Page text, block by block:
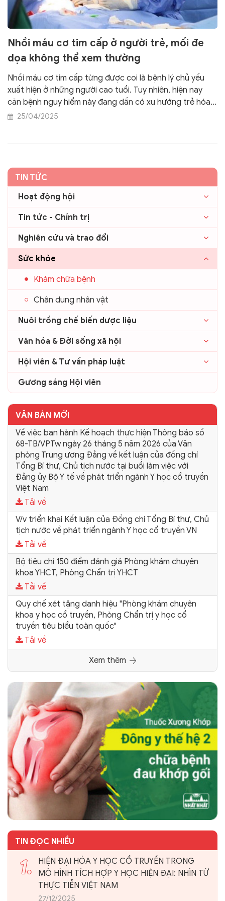
Nhồi máu cơ tim cấp ở người trẻ, mối đe
dọa không thể xem thường
Nhồi máu cơ tim cấp từng được coi là bệnh lý chủ yếu
xuất hiện ở những người cao tuổi. Tuy nhiên, hiện nay
căn bệnh nguy hiểm này đang dần có xu hướng trẻ hóa
và có thể để lại hậu quả nghiêm trọng nếu không được
25/04/2025
TIN TỨC
Hoạt động hội
Tin tức - Chính trị
Nghiên cứu và trao đổi
Sức khỏe
Khám chữa bệnh
Chân dung nhân vật
Nuôi trồng chế biến dược liệu
Văn hóa & Đời sống xã hội
Hội viên & Tư vấn pháp luật
Gương sáng Hội viên
VĂN BẢN MỚI
Về việc ban hành Kế hoạch thực hiện Thông báo số
68-TB/VPTw ngày 26 tháng 5 năm 2026 của Văn
phòng Trung ương Đảng về kết luận của đồng chí
Tổng Bí thư, Chủ tịch nước tại buổi làm việc với
Đảng ủy Bộ Y tế về phát triển ngành Y học cổ truyền
Việt Nam
Tải về
V/v triển khai Kết luận của Đồng chí Tổng Bí thư, Chủ
tịch nước về phát triển ngành Y học cổ truyền VN
Tải về
Bộ tiêu chí 150 điểm đánh giá Phòng khám chuyên
khoa YHCT, Phòng Chẩn trị YHCT
Tải về
Quy chế xét tặng danh hiệu "Phòng khám chuyên
khoa y học cổ truyền, Phòng Chẩn trị y học cổ
truyền tiêu biểu toàn quốc"
Tải về
Xem thêm
TIN ĐỌC NHIỀU
1.
HIỆN ĐẠI HÓA Y HỌC CỔ TRUYỀN TRONG
MÔ HÌNH TÍCH HỢP Y HỌC HIỆN ĐẠI: NHÌN TỪ
THỰC TIỄN VIỆT NAM
27/12/2025